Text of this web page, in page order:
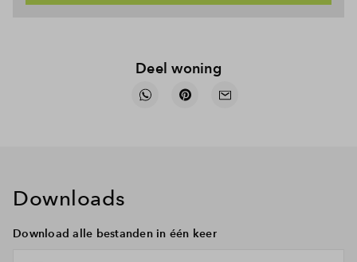
Deel woning
Downloads
Download alle bestanden in één keer